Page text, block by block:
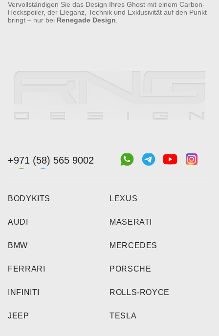
Vervollständigen Sie das Design Ihres Ghost mit einem Carbon-
Heckspoiler, der Eleganz, Technik und Exklusivität auf den Punkt
bringt – nur bei Renegade Design
+971 (58) 565 9002
BODYKITS
AUDI
BMW
FERRARI
INFINITI
JEEP
LEXUS
MASERATI
MERCEDES
PORSCHE
ROLLS-ROYCE
TESLA